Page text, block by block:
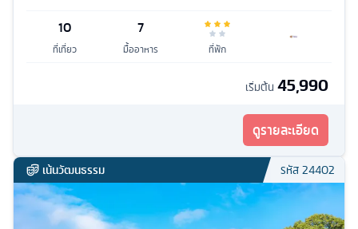
10
ที่เที่ยว
7
มื้ออาหาร ที่พัก
เริ่มต้น 45,990
ดูรายละเอียด
เน้นวัฒนธรรม รหัส24402